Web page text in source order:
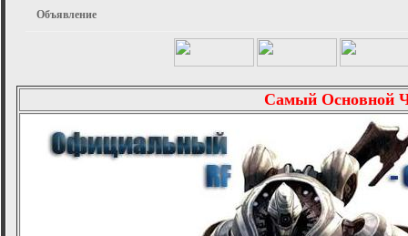
Объявление
Самый Основной